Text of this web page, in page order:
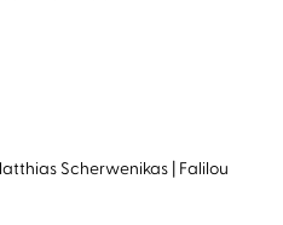
Scherwenikas
Falilou